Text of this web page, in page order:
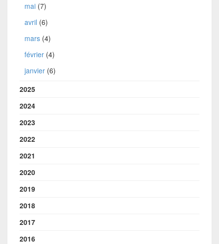
mai (7)
avril (6)
mars (4)
février (4)
janvier (6)
2025
2024
2023
2022
2021
2020
2019
2018
2017
2016